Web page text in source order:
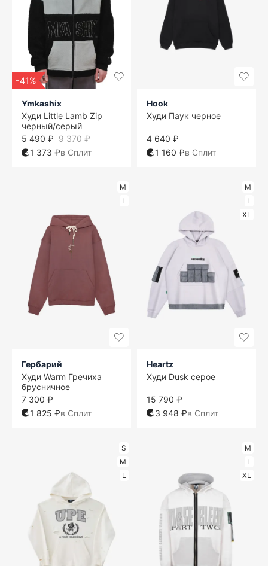
-41%
Ymkashix
Худи Little Lamb Zip
черный/серый
9 370 ₽
5 490 ₽
1 373 ₽в Сплит
Hook
Худи Паук черное
4 640 ₽
1 160 ₽в Сплит
M
L
Гербарий
Худи Warm Гречиха
брусничное
7 300 ₽
1 825 ₽в Сплит
M
L
XL
Heartz
Худи Dusk серое
15 790 ₽
3 948 ₽в Сплит
S
M
L
M
L
XL